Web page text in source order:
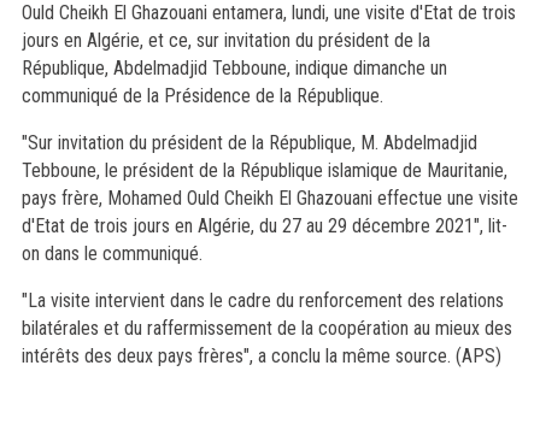
Ould Cheikh El Ghazouani entamera, lundi, une visite d'Etat de trois
jours en Algérie, et ce, sur invitation du président de la
République, Abdelmadjid Tebboune, indique dimanche un
communiqué de la Présidence de la République.
"Sur invitation du président de la République, M. Abdelmadjid
Tebboune, le président de la République islamique de Mauritanie,
pays frère, Mohamed Ould Cheikh El Ghazouani effectue une visite
d'Etat de trois jours en Algérie, du 27 au 29 décembre 2021", lit-
on dans le communiqué.
"La visite intervient dans le cadre du renforcement des relations
bilatérales et du raffermissement de la coopération au mieux des
intérêts des deux pays frères", a conclu la même source. (APS)